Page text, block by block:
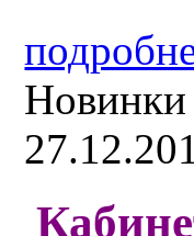
Новинки